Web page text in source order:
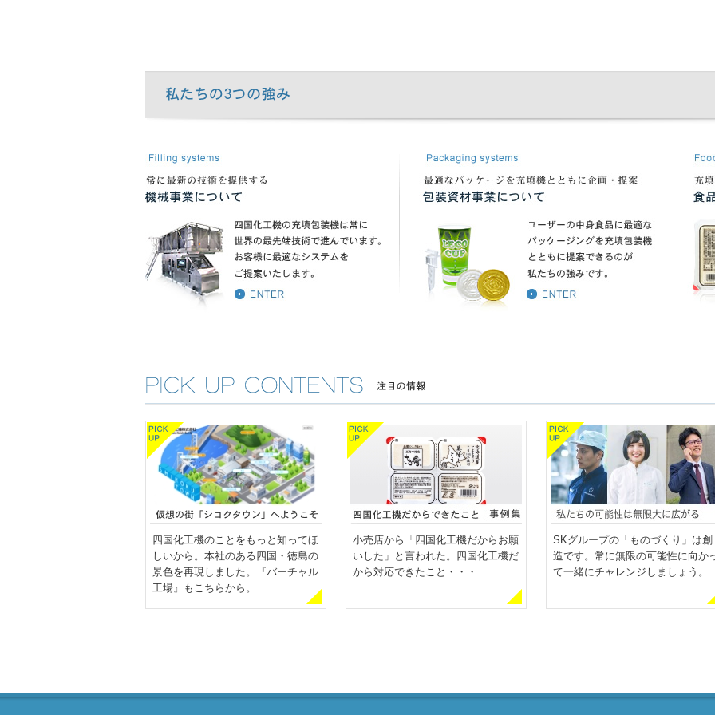
四国化工機のことをもっと知ってほ
しいから。本社のある四国・徳島の
景色を再現しました。『バーチャル
工場』もこちらから。
小売店から「四国化工機だからお願
いした」と言われた。四国化工機だ
から対応できたこと・・・
SKグループの「ものづくり」は創
造です。常に無限の可能性に向か
て一緒にチャレンジしましょう。